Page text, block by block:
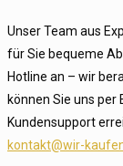
Unser Team aus
für Sie bequeme
Hotline an – wir
können Sie uns per
Kundensupport
kontakt@wir-